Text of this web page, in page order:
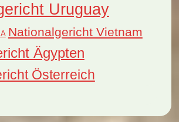
Uruguay
Nationalgericht Vietnam
Ägypten
Österreich